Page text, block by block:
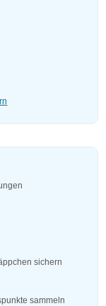
sichern
sammeln